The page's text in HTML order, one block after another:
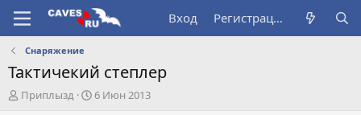
Вход Регистрация
Снаряжение
Тактичекий степлер
А
Приплызд
Д
6 Июн 2013